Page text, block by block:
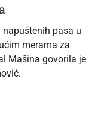
pasa u
merama za
Mašina govorila je